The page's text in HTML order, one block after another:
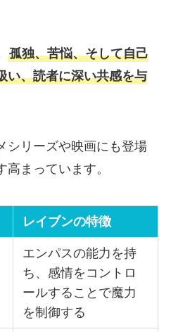
孤独、苦悩、そして自己
い、読者に深い共感を与
シリーズや映画にも登場
高まっています。
レイブンの特徴
エンパスの能力を持
ち、感情をコントロ
ールすることで魔力
を制御する